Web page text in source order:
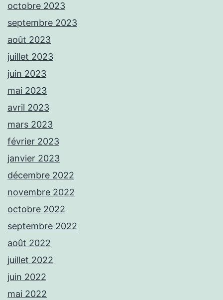
octobre 2023
septembre 2023
août 2023
juillet 2023
juin 2023
mai 2023
avril 2023
mars 2023
février 2023
janvier 2023
décembre 2022
novembre 2022
octobre 2022
septembre 2022
août 2022
juillet 2022
juin 2022
mai 2022